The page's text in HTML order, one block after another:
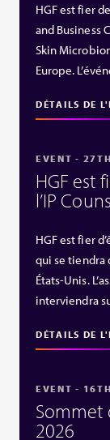
HGF est fier
and Business
Skin
Europe.
DÉTAILS DE
EVENT -
HGF est
l’IP
HGF est fier
qui se tiendra
États‑Unis.
interviendra
DÉTAILS DE
EVENT -
Sommet
2026